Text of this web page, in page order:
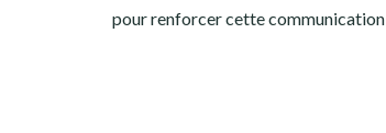
pour renforcer cette